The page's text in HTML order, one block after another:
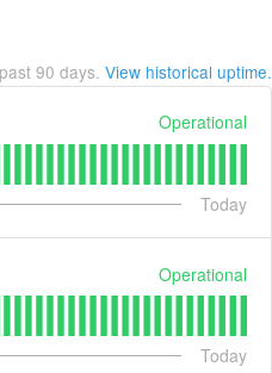
90 days. View historical uptime.
Operational
Today
Operational
Today